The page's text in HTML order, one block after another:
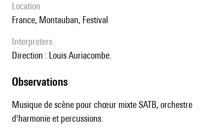
location
France, Montauban, Festival
interpreters
direction : Louis Auriacombe.
observations
Musique de scène pour chœur mixte SATB, orchestre
d'harmonie et percussions.